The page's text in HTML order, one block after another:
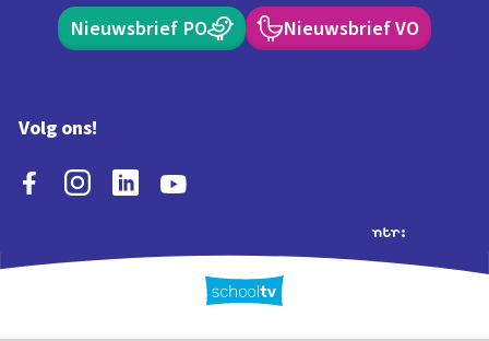
Nieuwsbrief PO Nieuwsbrief VO
Volg ons!